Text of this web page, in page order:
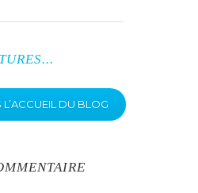
L’ACCUEIL DU BLOG